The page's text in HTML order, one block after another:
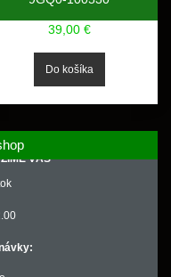
39,00 €
VÁS